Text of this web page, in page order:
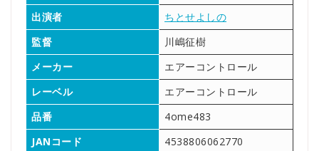
出演者
ちとせよしの
監督
川嶋征樹
メーカー
エアーコントロール
レーベル
エアーコントロール
品番
4ome483
JANコード
4538806062770